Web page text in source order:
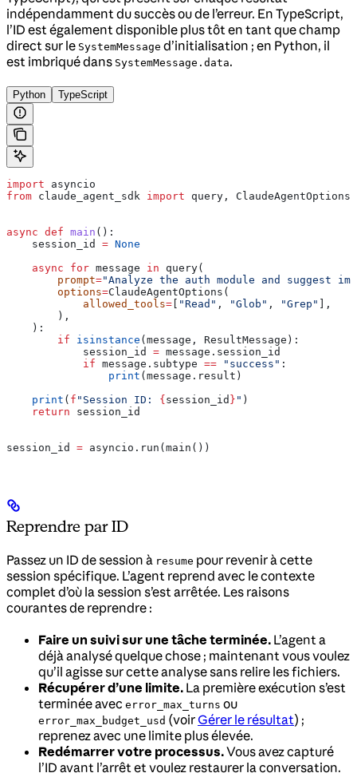
indépendamment du succès ou de l’erreur. En TypeScript,
l’ID est également disponible plus tôt en tant que champ
direct sur le SystemMessage d’initialisation ; en Python, il
est imbriqué dans SystemMessage.data.
Python TypeScript
import asyncio
from claude_agent_sdk import query,
async def main ():
    session_id
= None
    async
for message in query(
        prompt
="Analyze the auth module and suggest
        options
=ClaudeAgentOptions(
            allowed_tools
= [ "Read" , "Glob" , "Grep" ],
        ),
    ):
        if
isinstance (message, ResultMessage):
            session_id
= message.session_id
            if
message.subtype == "success" :
                print
(message.result)
    print
( f "Session ID: {session_id } " )
    return
session_id
session_id = asyncio.run(main())
Reprendre par ID
Passez un ID de session à resume pour revenir à cette
session spécifique. L’agent reprend avec le contexte
complet d’où la session s’est arrêtée. Les raisons
courantes de reprendre :
Faire un suivi sur une tâche terminée. L’agent a
déjà analysé quelque chose ; maintenant vous voulez
qu’il agisse sur cette analyse sans relire les fichiers.
Récupérer d’une limite. La première exécution s’est
terminée avec error_max_turns ou
error_max_budget_usd (voir Gérer le résultat) ;
reprenez avec une limite plus élevée.
Redémarrer votre processus.Vous avez capturé
l’ID avant l’arrêt et voulez restaurer la conversation.